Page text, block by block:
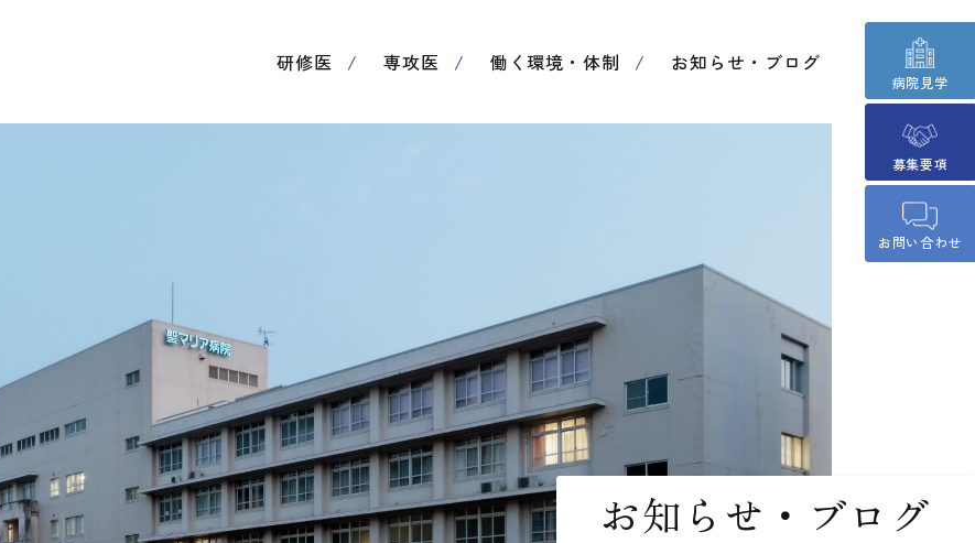
研修医 専攻医 働く環境・体制 お知らせ・ブログ
病院見学
募集要項
お問い合わせ
お知らせ・ブログ